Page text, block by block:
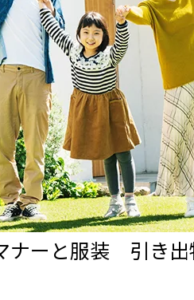
ナーと服装 引き出